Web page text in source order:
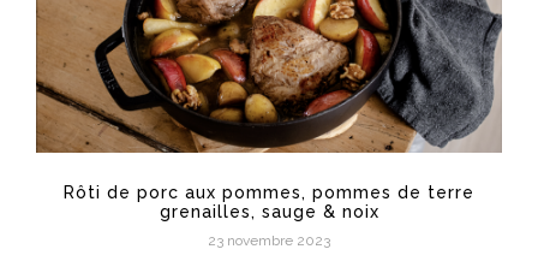
Rôti de porc aux pommes, pommes de terre
grenailles, sauge & noix
23 novembre 2023